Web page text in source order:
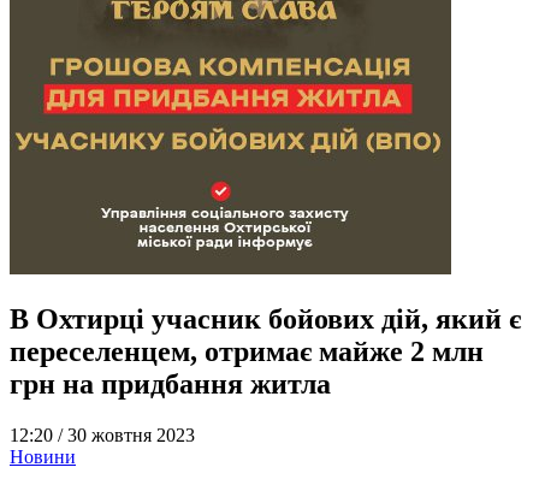
В Охтирці учасник бойових дій, який є
переселенцем, отримає майже 2 млн
грн на придбання житла
12:20 /30 жовтня 2023
Новини